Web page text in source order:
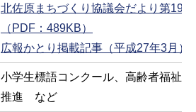
北佐原まちづくり協議会だより第19
（PDF：489KB）
広報かとり掲載記事（平成27年3月）
小学生標語コンクール、高齢者福祉
推進 など